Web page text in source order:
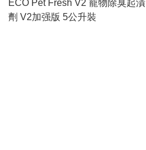
ECO Pet Fresh V2 寵物除臭起漬
劑 V2加强版 5公升裝